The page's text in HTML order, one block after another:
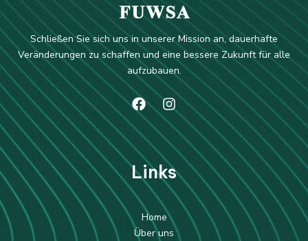
Schließen Sie sich uns in unserer Mission an, dauerhafte
Veränderungen zu schaffen und eine bessere Zukunft für alle
aufzubauen.
Links
Home
Über uns